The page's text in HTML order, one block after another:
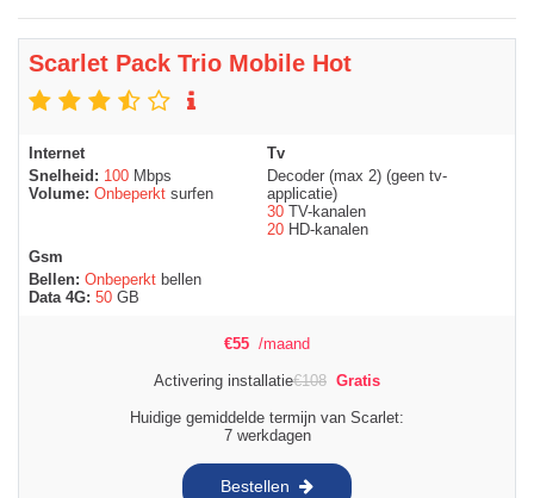
Scarlet Pack Trio Mobile Hot
Internet
Snelheid: 100 Mbps
Volume: Onbeperkt surfen
Tv
Decoder (max 2) (geen tv-
applicatie)
30 TV-kanalen
20 HD-kanalen
Gsm
Bellen: Onbeperkt bellen
Data 4G: 50 GB
€55 /maand
Activering installatie€108 Gratis
Huidige gemiddelde termijn van Scarlet:
7 werkdagen
Bestellen